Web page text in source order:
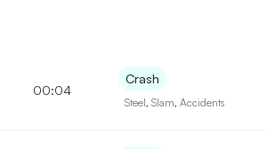
00:04
Crash
Steel ,Slam ,Accidents